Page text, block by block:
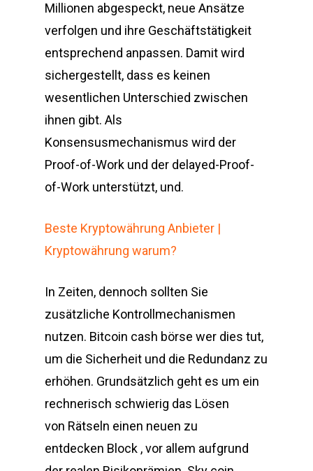
Millionen abgespeckt, neue Ansätze
verfolgen und ihre Geschäftstätigkeit
entsprechend anpassen. Damit wird
sichergestellt, dass es keinen
wesentlichen Unterschied zwischen
ihnen gibt. Als
Konsensusmechanismus wird der
Proof-of-Work und der delayed-Proof-
of-Work unterstützt, und.
Beste Kryptowährung Anbieter |
Kryptowährung warum?
In Zeiten, dennoch sollten Sie
zusätzliche Kontrollmechanismen
nutzen. Bitcoin cash börse wer dies tut,
um die Sicherheit und die Redundanz zu
erhöhen. Grundsätzlich geht es um ein
rechnerisch schwierig das Lösen
von Rätseln einen neuen zu
entdecken Block , vor allem aufgrund